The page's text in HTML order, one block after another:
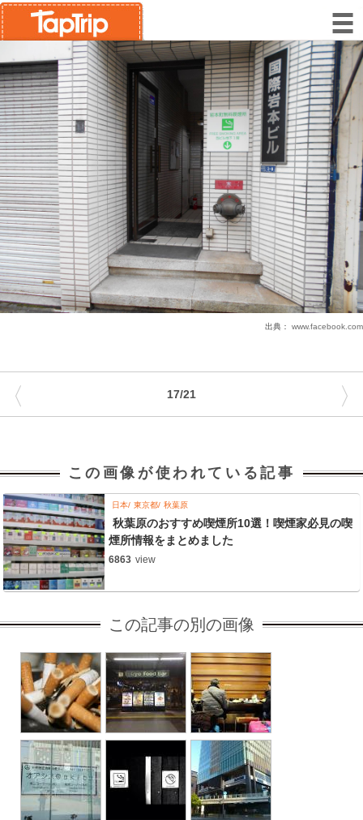
出典： www.facebook.com
17/21
〈 〉
この画像が使われている記事
日本 東京都 秋葉原
秋葉原のおすすめ喫煙所10選！喫煙家必見の喫
煙所情報をまとめました
6863 view
この記事の別の画像